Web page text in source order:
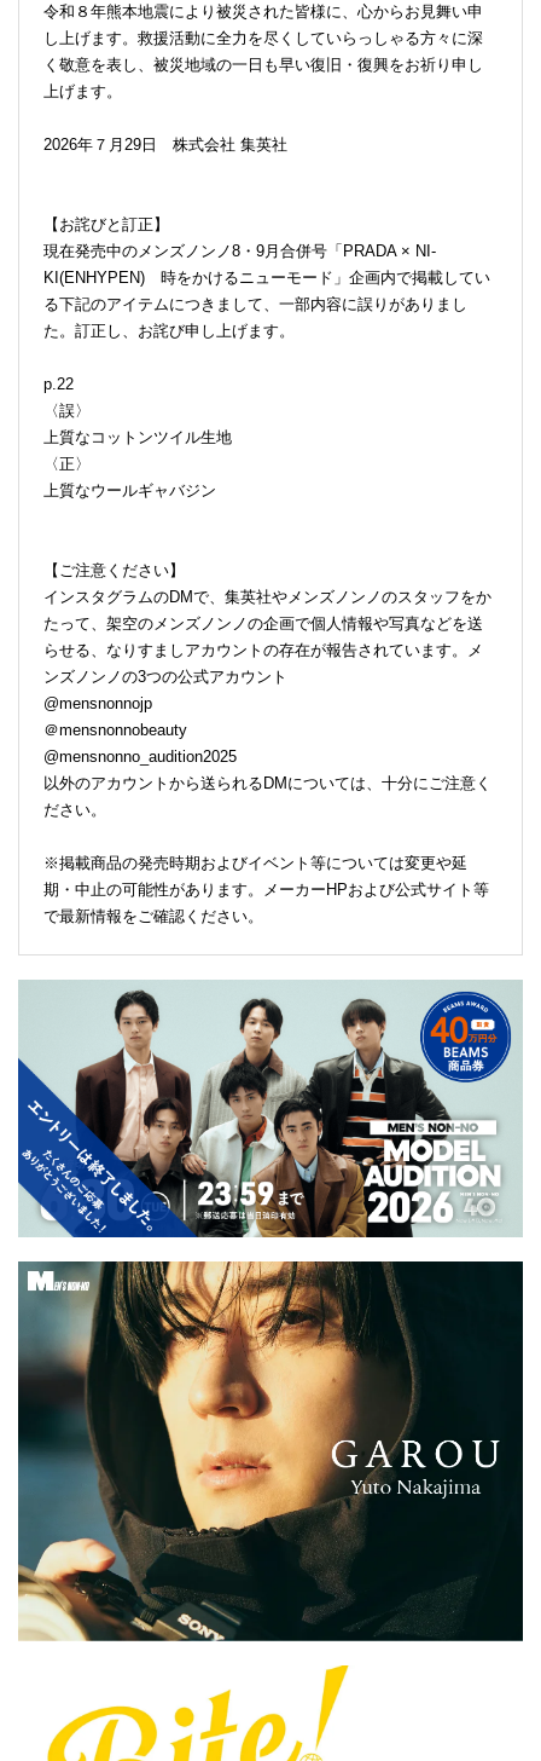
令和８年熊本地震により被災された皆様に、心からお見舞い申
し上げます。救援活動に全力を尽くしていらっしゃる方々に深
く敬意を表し、被災地域の一日も早い復旧・復興をお祈り申し
上げます。
2026年７月29日 株式会社 集英社
【お詫びと訂正】
現在発売中のメンズノンノ8・9月合併号「PRADA × NI-
KI(ENHYPEN) 時をかけるニューモード」企画内で掲載してい
る下記のアイテムにつきまして、一部内容に誤りがありまし
た。訂正し、お詫び申し上げます。
p.22
〈誤〉
上質なコットンツイル生地
〈正〉
上質なウールギャバジン
【ご注意ください】
インスタグラムのDMで、集英社やメンズノンノのスタッフをか
たって、架空のメンズノンノの企画で個人情報や写真などを送
らせる、なりすましアカウントの存在が報告されています。メ
ンズノンノの3つの公式アカウント
@mensnonnojp
＠mensnonnobeauty
@mensnonno_audition2025
以外のアカウントから送られるDMについては、十分にご注意く
ださい。
※掲載商品の発売時期およびイベント等については変更や延
期・中止の可能性があります。メーカーHPおよび公式サイト等
で最新情報をご確認ください。